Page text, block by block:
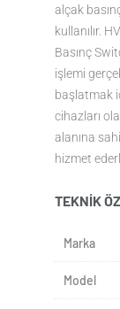
alçak
kullanılır.
Basınç
işlemi
başlatmak
cihazları
alanına
hizmet
TEKNIK
Marka
Model